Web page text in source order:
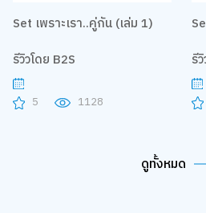
Set เพราะเรา..คู่กัน (เล่ม 1)
รีวิวโดย B2S
5 1128
รี
ดูทั้งหมด